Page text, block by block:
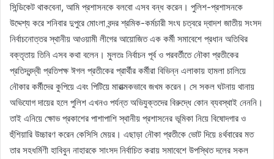
সিন্ডিকেট থাকবেনা, আমি প্রশাসনকে বলবো এসব বন্ধ করেন। পুলিশ-প্রশাসনকে
উদ্দেশ্য করে শনিবার দুপুরে মোংলা বন্দর শ্রমিক-কর্মচারী সংঘ চত্বরে দ্বাদশ জাতীয় সংসদ
নির্বাচনোত্তর স্থানীয় আওয়ামী লীগের আয়োজিত এক কর্মী সমাবেশে প্রধান অতিথির
বক্তৃতায় তিনি এসব কথা বলেন। মুলতঃ নির্বাচন পূর্ব ও পরবর্তীতে নৌকা প্রতীকের
প্রতিদ্বন্দ্বী প্রতিপক্ষ ঈগল প্রতীকের প্রার্থীর কর্মীরা বিভিন্ন এলাকায় হামলা চালিয়ে
নৌকার কর্মীদের কুপিয়ে এবং পিটিয়ে মারাত্মকভাবে জখম করেন। সে সকল ঘটনায় থানায়
অভিযোগ দায়ের হলে পুলিশ এখনও পর্যন্ত অভিযুক্তদের বিরুদ্ধে কোন ব্যবস্থাই নেননি।
তাই এনিয়ে ক্ষোভ প্রকাশের পাশাপাশি স্থানীয় প্রশাসনের ভূমিকা নিয়ে বিষোদগার ও
হুঁশিয়ারি উচ্চারণ করেন কেসিসি মেয়র। এছাড়া নৌকা প্রতীকে ভোট দিয়ে ৪র্থবারের মত
তার সহধর্মিণী হাবিবুন নাহারকে সাংসদ নির্বাচিত করায় সমাবেশে উপস্থিত দলের সকল